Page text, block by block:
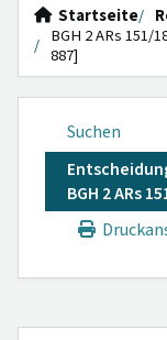
Startseite
BGH 2 ARs 151/
887]
Suchen
BGH 2 ARs